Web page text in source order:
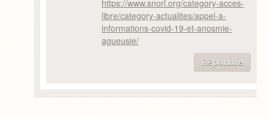
https://www.snorl.org/category-acces-
libre/category-actualites/appel-a-
informations-covid-19-et-anosmie-
agueusie/
Répondre